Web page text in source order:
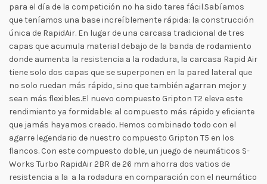
para el día de la competición no ha sido tarea fácil.Sabíamos
que teníamos una base increíblemente rápida: la construcción
única de RapidAir. En lugar de una carcasa tradicional de tres
capas que acumula material debajo de la banda de rodamiento
donde aumenta la resistencia a la rodadura, la carcasa Rapid Air
tiene solo dos capas que se superponen en la pared lateral que
no solo ruedan más rápido, sino que también agarran mejor y
sean más flexibles.El nuevo compuesto Gripton T2 eleva este
rendimiento ya formidable: al compuesto más rápido y eficiente
que jamás hayamos creado. Hemos combinado todo con el
agarre legendario de nuestro compuesto Gripton T5 en los
flancos. Con este compuesto doble, un juego de neumáticos S-
Works Turbo RapidAir 2BR de 26 mm ahorra dos vatios de
resistencia a la a la rodadura en comparación con el neumático